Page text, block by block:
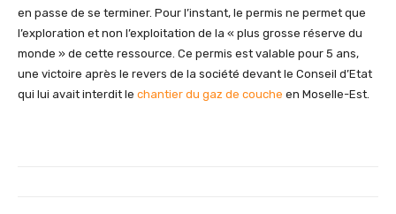
en passe de se terminer. Pour l’instant, le permis ne permet que
l’exploration et non l’exploitation de la « plus grosse réserve du
monde » de cette ressource. Ce permis est valable pour 5 ans,
une victoire après le revers de la société devant le Conseil d’Etat
qui lui avait interdit le chantier du gaz de couche en Moselle-Est.